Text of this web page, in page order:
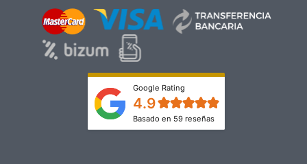
Google Rating
4.9
Basado en 59 reseñas